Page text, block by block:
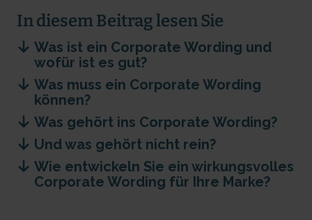
In diesem Beitrag lesen Sie
Was ist ein Corporate Wording und
wofür ist es gut?
Was muss ein Corporate Wording
können?
Was gehört ins Corporate Wording?
Und was gehört nicht rein?
Wie entwickeln Sie ein wirkungsvolles
Corporate Wording für Ihre Marke?